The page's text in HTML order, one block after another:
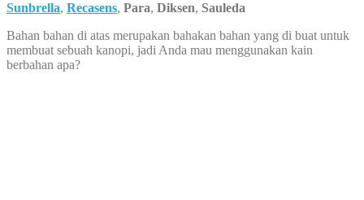
Sunbrella, Recasens, Para, Diksen, Sauleda
Bahan bahan di atas merupakan bahakan bahan yang di buat untuk
membuat sebuah kanopi, jadi Anda mau menggunakan kain
berbahan apa?